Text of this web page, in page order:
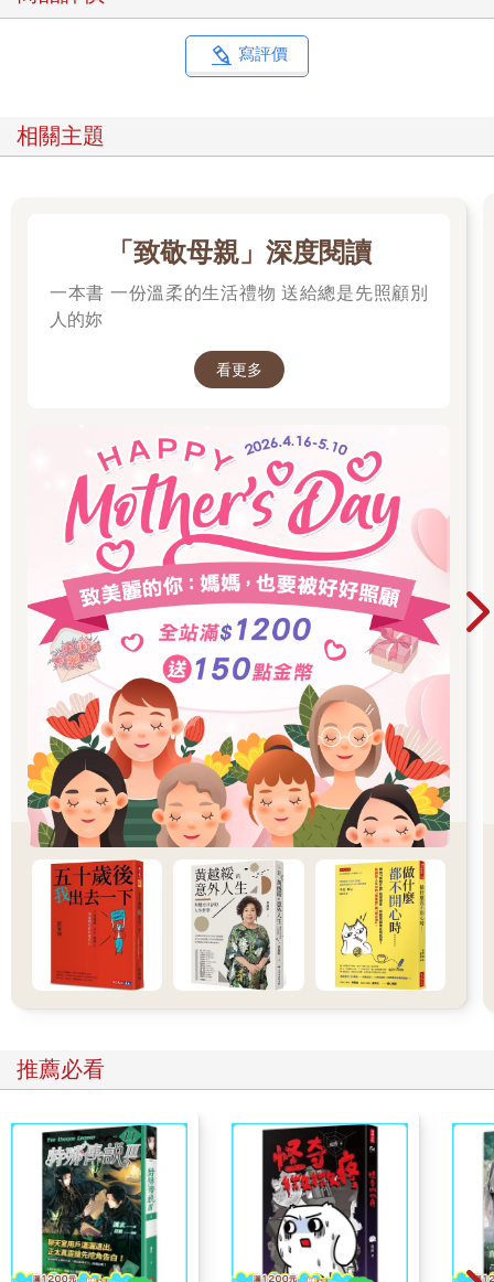
寫評價
相關主題
「致敬母親」深度閱讀
一本書 一份溫柔的生活禮物 送給總是先照顧別
人的妳
看更多
推薦必看